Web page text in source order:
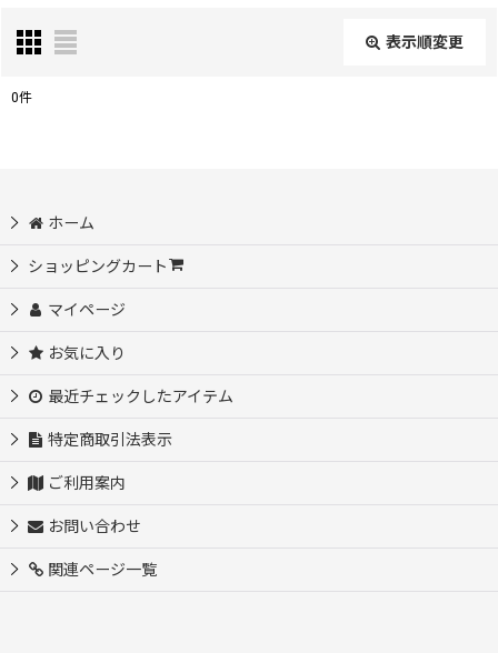
表示順変更
0件
ホーム
ショッピングカート
マイページ
お気に入り
最近チェックしたアイテム
特定商取引法表示
ご利用案内
お問い合わせ
関連ページ一覧